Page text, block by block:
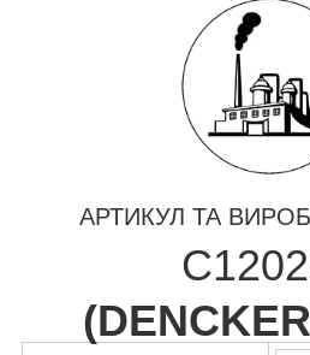
АРТИКУЛ ТА
(